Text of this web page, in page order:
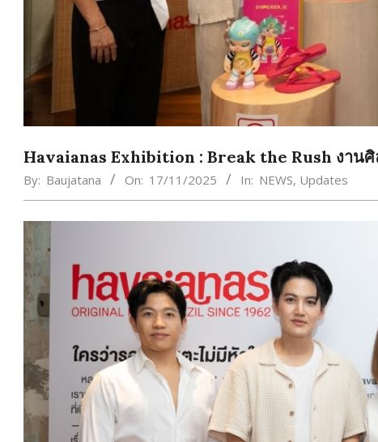
Havaianas Exhibition : Break the Rush งานศิ
By: Baujatana On: 17/11/2025 In: NEWS, Updates